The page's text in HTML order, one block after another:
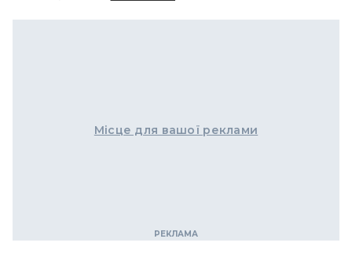
Місце для вашої реклами